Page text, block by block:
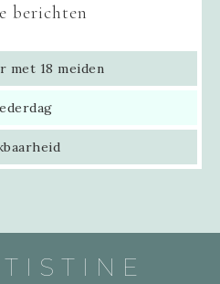
berichten
met 18 meiden